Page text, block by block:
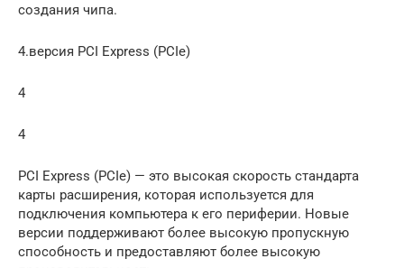
создания чипа.
4.версия PCI Express (PCIe)
4
4
PCI Express (PCIe) — это высокая скорость стандарта
карты расширения, которая используется для
подключения компьютера к его периферии. Новые
версии поддерживают более высокую пропускную
способность и предоставляют более высокую